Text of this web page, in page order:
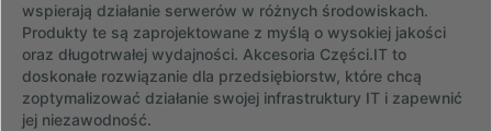
wspierają działanie serwerów w różnych środowiskach.
Produkty te są zaprojektowane z myślą o wysokiej jakości
oraz długotrwałej wydajności. Akcesoria Części.IT to
doskonałe rozwiązanie dla przedsiębiorstw, które chcą
zoptymalizować działanie swojej infrastruktury IT i zapewnić
jej niezawodność.